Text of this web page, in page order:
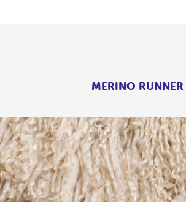
MERINO RUNNER